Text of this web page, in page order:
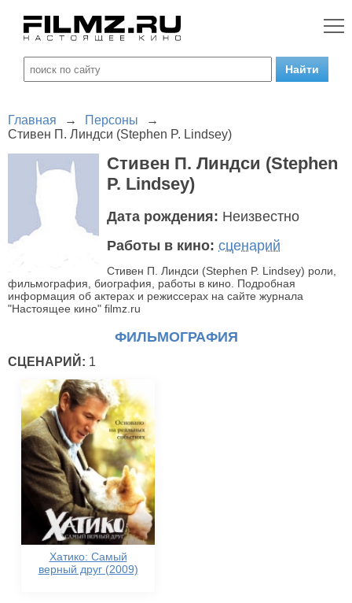
Главная → Персоны
→
Стивен П. Линдси (Stephen P. Lindsey)
Стивен П. Линдси (Stephen
P. Lindsey)
Дата рождения: Неизвестно
Работы в кино: сценарий
Стивен П. Линдси (Stephen P. Lindsey) роли,
фильмография, биография, работы в кино. Подробная
информация об актерах и режиссерах на сайте журнала
"Настоящее кино" filmz.ru
ФИЛЬМОГРАФИЯ
СЦЕНАРИЙ: 1
Хатико: Самый
верный друг (2009)